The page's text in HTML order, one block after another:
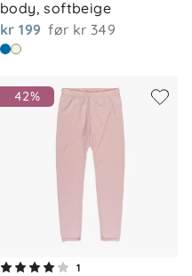
body, softbeige
kr 199 før kr 349
42%
1